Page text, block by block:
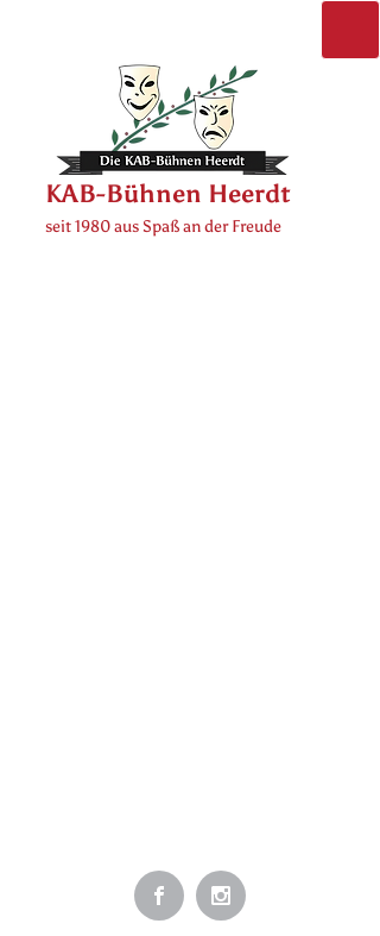
KAB-Bühnen Heerdt
seit 1980 aus Spaß an der Freude